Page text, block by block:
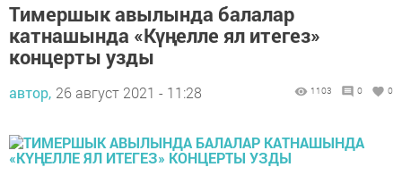
Тимершык авылында балалар
катнашында «Күңелле ял итегез»
концерты узды
автор, 26 август 2021 - 11:28 1103 0 0